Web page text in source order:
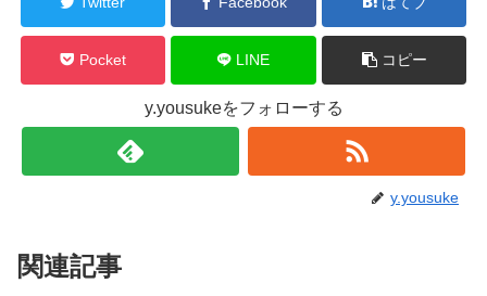
Pocket LINE コピー
y.yousukeをフォローする
y.yousuke
関連記事